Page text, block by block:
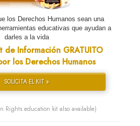
los Derechos Humanos sean una
educativas que ayudan a
darles a la vida
de Información GRATUITO
los Derechos Humanos
SOLICITA EL KIT »
Rights education kit also available)